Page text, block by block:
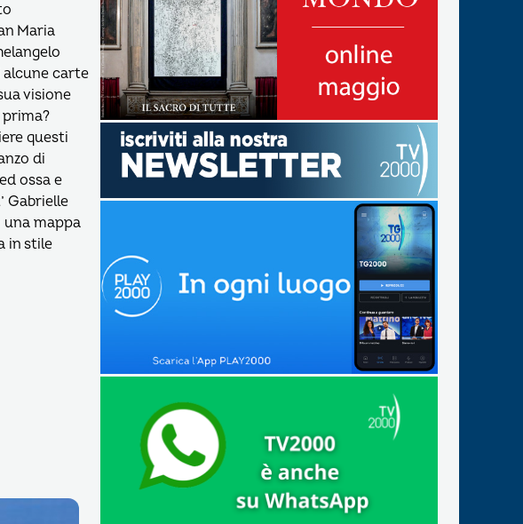
Maria
alcune carte
visione
questi
di
ossa e
Gabrielle
una mappa
in stile